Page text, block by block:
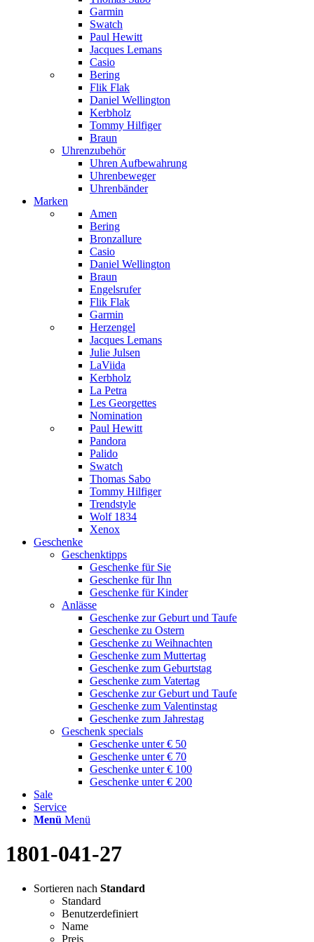
Garmin
Swatch
Paul Hewitt
Jacques Lemans
Casio
Bering
Flik Flak
Daniel Wellington
Kerbholz
Tommy Hilfiger
Braun
Uhrenzubehör
Uhren Aufbewahrung
Uhrenbeweger
Uhrenbänder
Marken
Amen
Bering
Bronzallure
Casio
Daniel Wellington
Braun
Engelsrufer
Flik Flak
Garmin
Herzengel
Jacques Lemans
Julie Julsen
LaViida
Kerbholz
La Petra
Les Georgettes
Nomination
Paul Hewitt
Pandora
Palido
Swatch
Thomas Sabo
Tommy Hilfiger
Trendstyle
Wolf 1834
Xenox
Geschenke
Geschenktipps
Geschenke für Sie
Geschenke für Ihn
Geschenke für Kinder
Anlässe
Geschenke zur Geburt und Taufe
Geschenke zu Ostern
Geschenke zu Weihnachten
Geschenke zum Muttertag
Geschenke zum Geburtstag
Geschenke zum Vatertag
Geschenke zur Geburt und Taufe
Geschenke zum Valentinstag
Geschenke zum Jahrestag
Geschenk specials
Geschenke unter € 50
Geschenke unter € 70
Geschenke unter € 100
Geschenke unter € 200
Sale
Service
Menü Menü
1801-041-27
Sortieren nach Standard
Standard
Benutzerdefiniert
Name
Preis